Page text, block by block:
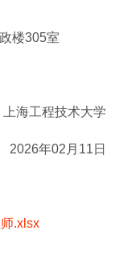
楼305室
上海工程技术大学
2026年02月11日
.xlsx